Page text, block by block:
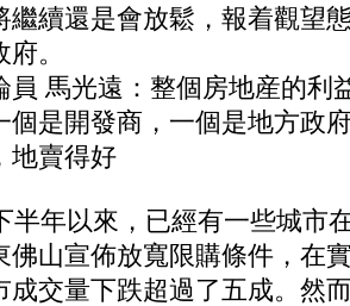
繼續還是會放鬆，報着觀望
。
員 馬光遠：整個房地産的利
個是開發商，一個是地方政
地賣得好
年以來，已經有一些城市
佛山宣佈放寬限購條件，在
成交量下跌超過了五成。然